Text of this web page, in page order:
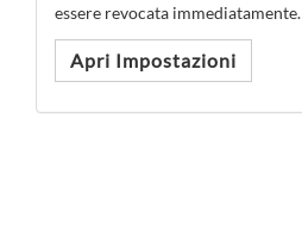
essere revocata immediatamente.
Apri Impostazioni